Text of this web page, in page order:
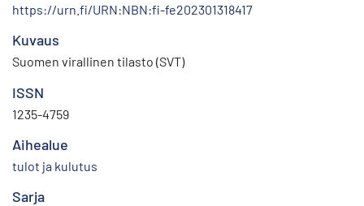
https://urn.fi/URN:NBN:fi-fe202301318417
Kuvaus
Suomen virallinen tilasto (SVT)
ISSN
1235-4759
Aihealue
tulot ja kulutus
Sarja